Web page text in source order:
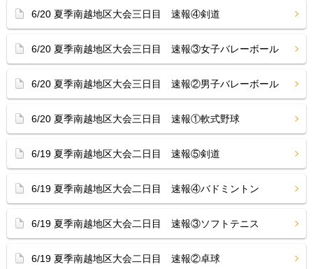
6/20 夏季南越地区大会三日目 速報④剣道
6/20 夏季南越地区大会三日目 速報③女子バレーボール
6/20 夏季南越地区大会三日目 速報②男子バレーボール
6/20 夏季南越地区大会三日目 速報①軟式野球
6/19 夏季南越地区大会二日目 速報⑤剣道
6/19 夏季南越地区大会二日目 速報④バドミントン
6/19 夏季南越地区大会二日目 速報③ソフトテニス
6/19 夏季南越地区大会二日目 速報②卓球